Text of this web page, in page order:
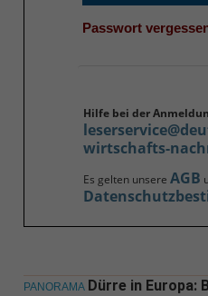
Passwort
Hilfe bei der
wirtschafts-
Es gelten unsere AGB
PANORAMA Dürre in Europa: